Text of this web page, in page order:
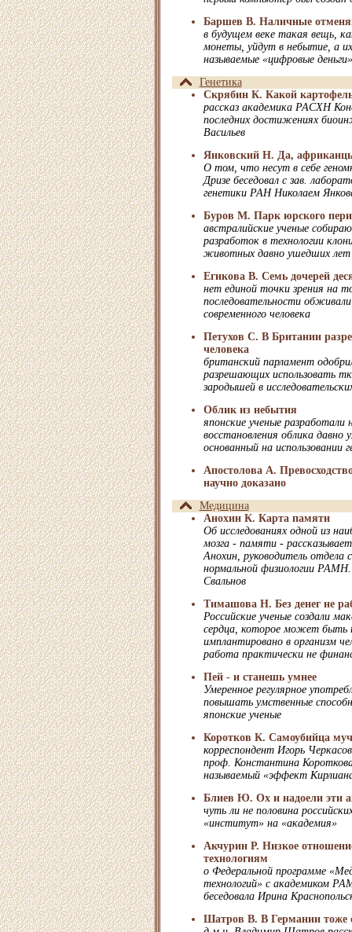
Баршев В. Наличные
в будущем веке такая вещь,
монеты, уйдут в небытие, а
называемые «цифровые деньги»
Генетика
Скрябин К. Какой
рассказ академика РАСХН
последних достижениях
Васильев
Янковский Н. Да,
О том, что несут в себе
Дризе беседовал с зав.
генетики РАН Николаем
Буров М. Парк юрского
австралийские ученые
разработок в технологии
животных давно ушедших лет
Егикова В. Семь дочерей
нет единой точки зрения на
последовательности
современного человека
Петухов С. В Британии
человека
британский парламент
разрешающих использовать
зародышей в
Облик из небытия
японские ученые разработали
восстановления облика давно
основанный на использовании
Апостолова А.
научно доказано
Медицина
Анохин К. Карта памяти
Об исследованиях одной из
мозга - памяти -
Анохин, руководитель отдела
нормальной физиологии РАМН.
Свальнов
Тимашова Н. Без денег не
Российские ученые создали
сердца, которое может быть
имплантировано в организм
работа практически не
Пей - и станешь умнее
Умеренное регулярное
повышать умственные
японские ученые
Коротков К. Самоубийца
корреспондент Игорь
проф. Константина
называемый «эффект
Блиев Ю. Ох и надоели эти
чуть ли не половина
«институт» на «академия»
Акчурин Р. Низкое
технологиям
о Федеральной программе
технологий» с академиком
беседовала Ирина
Шатров В. В Германии тоже